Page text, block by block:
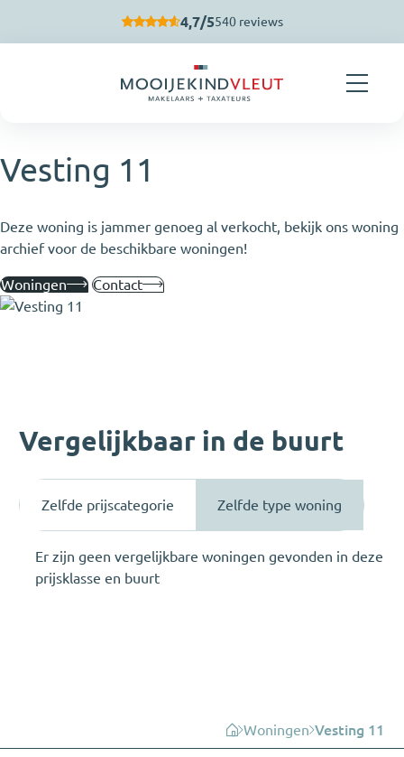
4,7/5540 reviews
Vesting 11
Deze woning is jammer genoeg al verkocht, bekijk ons woning
archief voor de beschikbare woningen!
Woningen Contact
Vergelijkbaar in de buurt
Zelfde prijscategorie Zelfde type woning
Er zijn geen vergelijkbare woningen gevonden in deze
prijsklasse en buurt
Woningen Vesting 11